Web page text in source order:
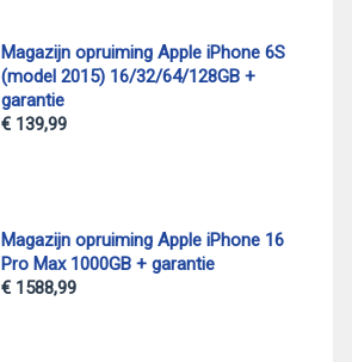
Magazijn opruiming Apple iPhone 6S
(model 2015) 16/32/64/128GB +
garantie
€ 139,99
Magazijn opruiming Apple iPhone 16
Pro Max 1000GB + garantie
€ 1588,99